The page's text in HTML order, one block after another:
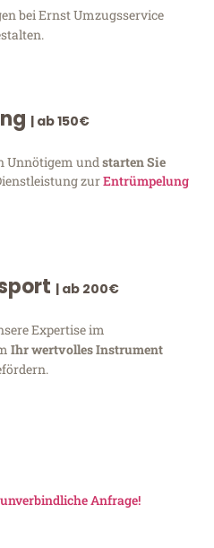
bei Ernst Umzugsservice
| ab 150€
Unnötigem und starten Sie
zurEntrümpelung
| ab 200€
Expertise im
Ihr wertvolles Instrument
unverbindliche Anfrage!